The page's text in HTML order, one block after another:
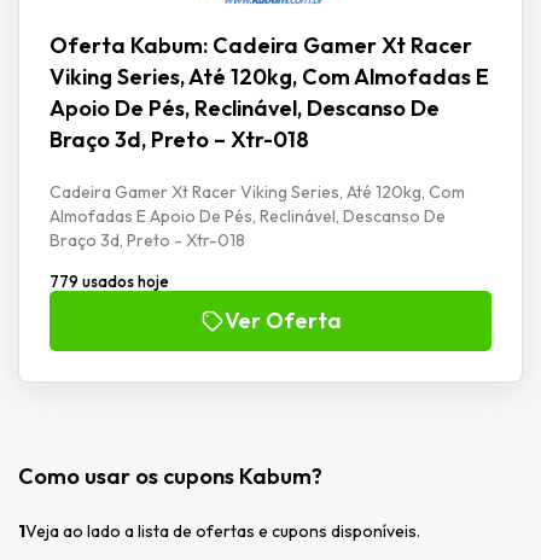
Oferta Kabum: Cadeira Gamer Xt Racer
Viking Series, Até 120kg, Com Almofadas E
Apoio De Pés, Reclinável, Descanso De
Braço 3d, Preto – Xtr-018
Cadeira Gamer Xt Racer Viking Series, Até 120kg, Com
Almofadas E Apoio De Pés, Reclinável, Descanso De
Braço 3d, Preto - Xtr-018
779 usados hoje
Ver Oferta
Como usar os cupons Kabum?
1Veja ao lado a lista de ofertas e cupons disponíveis.